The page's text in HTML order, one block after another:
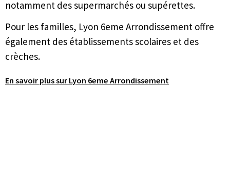
notamment des supermarchés ou supérettes.
Pour les familles, Lyon 6eme Arrondissement offre
également des établissements scolaires et des
crèches.
En savoir plus sur Lyon 6eme Arrondissement